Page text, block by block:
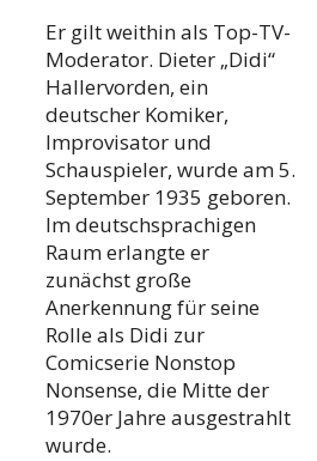
Er gilt weithin als Top-TV-
Moderator. Dieter „Didi“
Hallervorden, ein
deutscher Komiker,
Improvisator und
Schauspieler, wurde am 5.
September 1935 geboren.
Im deutschsprachigen
Raum erlangte er
zunächst große
Anerkennung für seine
Rolle als Didi zur
Comicserie Nonstop
Nonsense, die Mitte der
1970er Jahre ausgestrahlt
wurde.